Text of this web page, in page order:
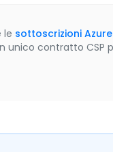
le sottoscrizioni Azure
unico contratto CSP